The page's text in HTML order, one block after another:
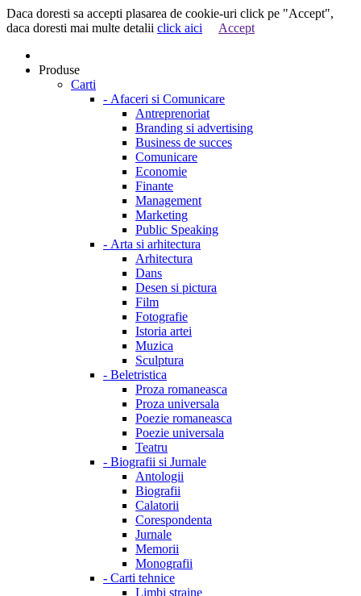
Daca doresti sa accepti plasarea de cookie-uri click pe "Accept",
daca doresti mai multe detalii click aici Accept
Produse
Carti
- Afaceri si Comunicare
Antreprenoriat
Branding si advertising
Business de succes
Comunicare
Economie
Finante
Management
Marketing
Public Speaking
- Arta si arhitectura
Arhitectura
Dans
Desen si pictura
Film
Fotografie
Istoria artei
Muzica
Sculptura
- Beletristica
Proza romaneasca
Proza universala
Poezie romaneasca
Poezie universala
Teatru
- Biografii si Jurnale
Antologii
Biografii
Calatorii
Corespondenta
Jurnale
Memorii
Monografii
- Carti tehnice
Limbi straine